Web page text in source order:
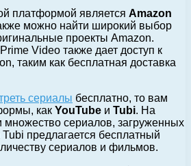
платформой является Amazon
можно найти широкий выбор
проекты Amazon.
Video также дает доступ к
таким как бесплатная доставка
сериалы бесплатно, то вам
как YouTube и Tubi. На
сериалов, загруженных
предлагается бесплатный
сериалов и фильмов.